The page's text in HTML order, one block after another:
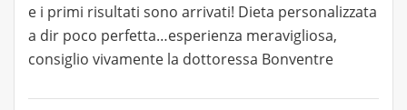
e i primi risultati sono arrivati! Dieta personalizzata
a dir poco perfetta…esperienza meravigliosa,
consiglio vivamente la dottoressa Bonventre